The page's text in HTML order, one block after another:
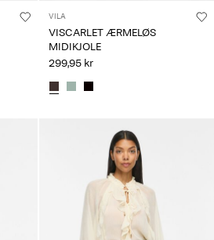
VILA
VISCARLET ÆRMELØS
MIDIKJOLE
299,95 kr